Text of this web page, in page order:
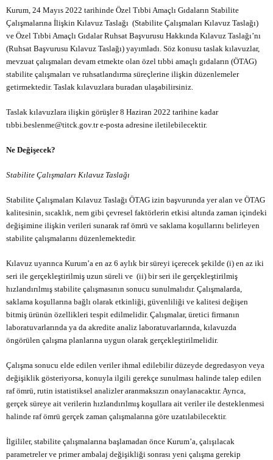
Kurum, 24 Mayıs 2022 tarihinde Özel Tıbbi Amaçlı Gıdaların Stabilite
Çalışmalarına İlişkin Kılavuz Taslağı (Stabilite Çalışmaları Kılavuz Taslağı)
ve Özel Tıbbi Amaçlı Gıdalar Ruhsat Başvurusu Hakkında Kılavuz Taslağı’nı
(Ruhsat Başvurusu Kılavuz Taslağı) yayımladı. Söz konusu taslak kılavuzlar,
mevzuat çalışmaları devam etmekte olan özel tıbbi amaçlı gıdaların (ÖTAG)
stabilite çalışmaları ve ruhsatlandırma süreçlerine ilişkin düzenlemeler
getirmektedir. Taslak kılavuzlara buradan ulaşabilirsiniz.
Taslak kılavuzlara ilişkin görüşler 8 Haziran 2022 tarihine kadar
tıbbi.beslenme@titck.gov.tre-posta adresine iletilebilecektir.
Ne Değişecek?
Stabilite Çalışmaları Kılavuz Taslağı
Stabilite Çalışmaları Kılavuz Taslağı ÖTAG izin başvurunda yer alan ve ÖTAG
kalitesinin, sıcaklık, nem gibi çevresel faktörlerin etkisi altında zaman içindeki
değişimine ilişkin verileri sunarak raf ömrü ve saklama koşullarını belirleyen
stabilite çalışmalarını düzenlemektedir.
Kılavuz uyarınca Kurum’a en az 6 aylık bir süreyi içerecek şekilde (i) en az iki
seri ile gerçekleştirilmiş uzun süreli ve (ii) bir seri ile gerçekleştirilmiş
hızlandırılmış stabilite çalışmasının sonucu sunulmalıdır. Çalışmalarda,
saklama koşullarına bağlı olarak etkinliği, güvenliliği ve kalitesi değişen
bitmiş ürünün özellikleri tespit edilmelidir. Çalışmalar, üretici firmanın
laboratuvarlarında ya da akredite analiz laboratuvarlarında, kılavuzda
öngörülen çalışma planlarına uygun olarak gerçekleştirilmelidir.
Çalışma sonucu elde edilen veriler ihmal edilebilir düzeyde degredasyon veya
değişiklik gösteriyorsa, konuyla ilgili gerekçe sunulması halinde talep edilen
raf ömrü, rutin istatistiksel analizler aranmaksızın onaylanacaktır. Ayrıca,
gerçek süreye ait verilerin hızlandırılmış koşullara ait veriler ile desteklenmesi
halinde raf ömrü gerçek zaman çalışmalarına göre uzatılabilecektir.
İlgililer, stabilite çalışmalarına başlamadan önce Kurum’a, çalışılacak
parametreler ve primer ambalaj değişikliği sonrası yeni çalışma gerekip